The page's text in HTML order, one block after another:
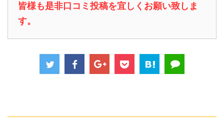
皆様も是非口コミ投稿を宜しくお願い致しま
す。